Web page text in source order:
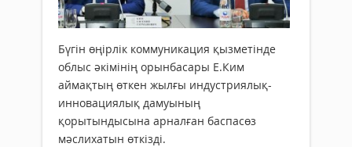
Бүгін өңірлік коммуникация қызметінде
облыс әкімінің орынбасары Е.Ким
аймақтың өткен жылғы индустриялық-
инновациялық дамуының
қорытындысына арналған баспасөз
мәслихатын өткізді.